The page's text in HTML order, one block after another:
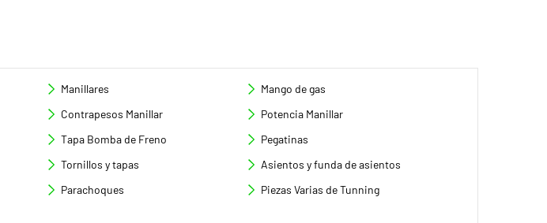
Manillares
Mango de gas
Contrapesos Manillar
Potencia Manillar
Tapa Bomba de Freno
Pegatinas
Tornillos y tapas
Asientos y funda de asientos
Parachoques
Piezas Varias de Tunning